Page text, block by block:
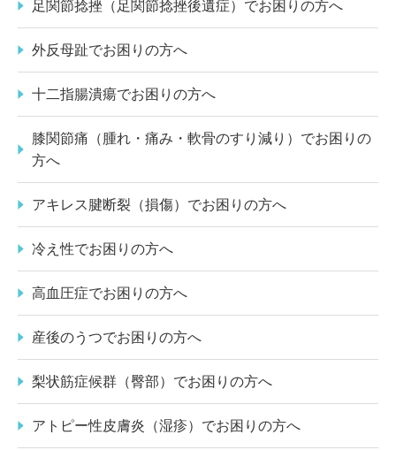
足関節捻挫（足関節捻挫後遺症）でお困りの方へ
外反母趾でお困りの方へ
十二指腸潰瘍でお困りの方へ
膝関節痛（腫れ・痛み・軟骨のすり減り）でお困りの
方へ
アキレス腱断裂（損傷）でお困りの方へ
冷え性でお困りの方へ
高血圧症でお困りの方へ
産後のうつでお困りの方へ
梨状筋症候群（臀部）でお困りの方へ
アトピー性皮膚炎（湿疹）でお困りの方へ